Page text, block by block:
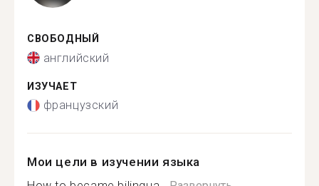
СВОБОДНЫЙ
английский
ИЗУЧАЕТ
французский
Мои цели в изучении языка